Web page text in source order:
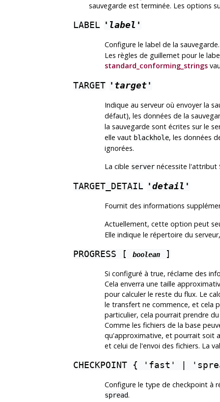
sauvegarde est terminée. Les options
LABEL 'label'
Configure le label de la
Les règles de guillemet pour le
standard_conforming_strings
TARGET 'target'
Indique au serveur où envoyer la
défaut), les données de la
la sauvegarde sont écrites sur le
elle vaut blackhole, les données
ignorées.
La cible servernécessite l'attribut
TARGET_DETAIL 'detail'
Fournit des informations
Actuellement, cette option peut
Elle indique le répertoire du
PROGRESS [ boolean]
Si configuré à true, réclame des
Cela enverra une taille
pour calculer le reste du flux. Le
le transfert ne commence, et cela
particulier, cela pourrait prendre
Comme les fichiers de la base
qu'approximative, et pourrait soit
et celui de l'envoi des fichiers. La
CHECKPOINT { 'fast' |
Configure le type de checkpoint à
spread.